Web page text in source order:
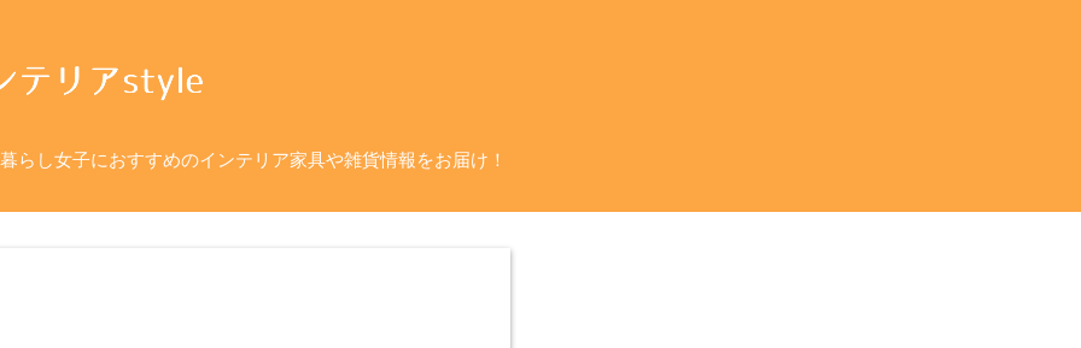
らし女子におすすめのインテリア家具や雑貨情報をお届け！